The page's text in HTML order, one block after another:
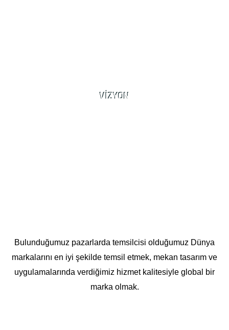
VİZYON
Bulunduğumuz pazarlarda temsilcisi olduğumuz Dünya
markalarını en iyi şekilde temsil etmek, mekan tasarım ve
uygulamalarında verdiğimiz hizmet kalitesiyle global bir
marka olmak.